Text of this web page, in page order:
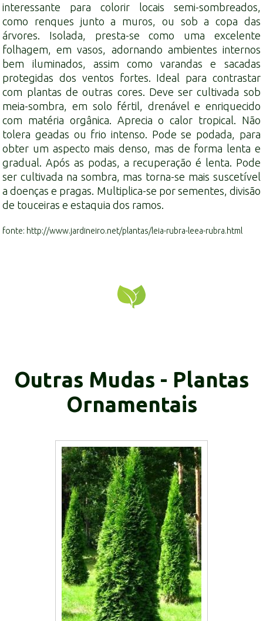
interessante para colorir locais semi-sombreados,
como renques junto a muros, ou sob a copa das
árvores. Isolada, presta-se como uma excelente
folhagem, em vasos, adornando ambientes internos
bem iluminados, assim como varandas e sacadas
protegidas dos ventos fortes. Ideal para contrastar
com plantas de outras cores. Deve ser cultivada sob
meia-sombra, em solo fértil, drenável e enriquecido
com matéria orgânica. Aprecia o calor tropical. Não
tolera geadas ou frio intenso. Pode se podada, para
obter um aspecto mais denso, mas de forma lenta e
gradual. Após as podas, a recuperação é lenta. Pode
ser cultivada na sombra, mas torna-se mais suscetível
a doenças e pragas. Multiplica-se por sementes, divisão
de touceiras eestaquia dos ramos.
fonte: http://www.jardineiro.net/plantas/leia-rubra-leea-rubra.html
Outras Mudas - Plantas
Ornamentais